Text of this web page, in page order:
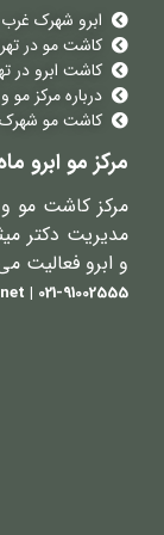
ابرو شهرک غرب
کاشت مو در
کاشت ابرو در
درباره مرکز مو
کاشت مو
مرکز مو ابرو
مرکز کاشت مو و
مدیریت دکتر
و ابرو فعالیت
021-91002555 | Info@clinichairtransplant.net